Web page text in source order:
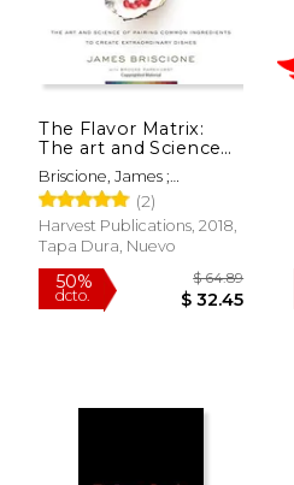
The Flavor Matrix:
The art and Science
of Pairing Common
Ingredients to Create
Extraordinary Dishes
(en Inglés)
Briscione, James ;
Parkhurst, Brooke
(2)
Harvest Publications, 2018,
Tapa Dura, Nuevo